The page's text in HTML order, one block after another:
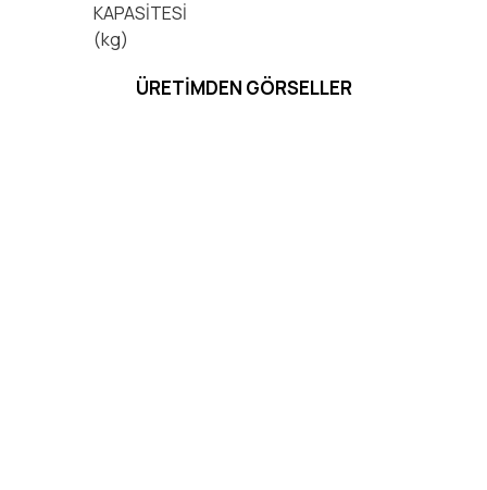
KAPASİTESİ
(kg)
ÜRETIMDEN GÖRSELLER